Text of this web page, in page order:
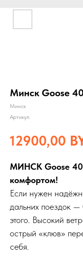
Минск Goose
Минск
Артикул:
12900,00
МИНСК Goose
комфортом!
Если нужен
дальних поездок —
этого. Высокий
острый «клюв»
себя.